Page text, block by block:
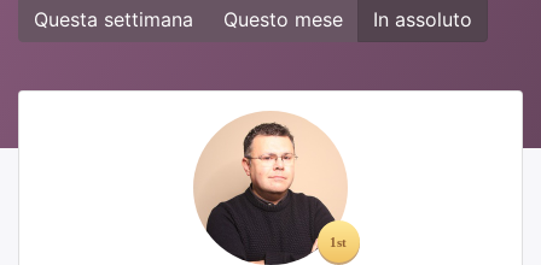
Questa settimana
Questo mese In assoluto